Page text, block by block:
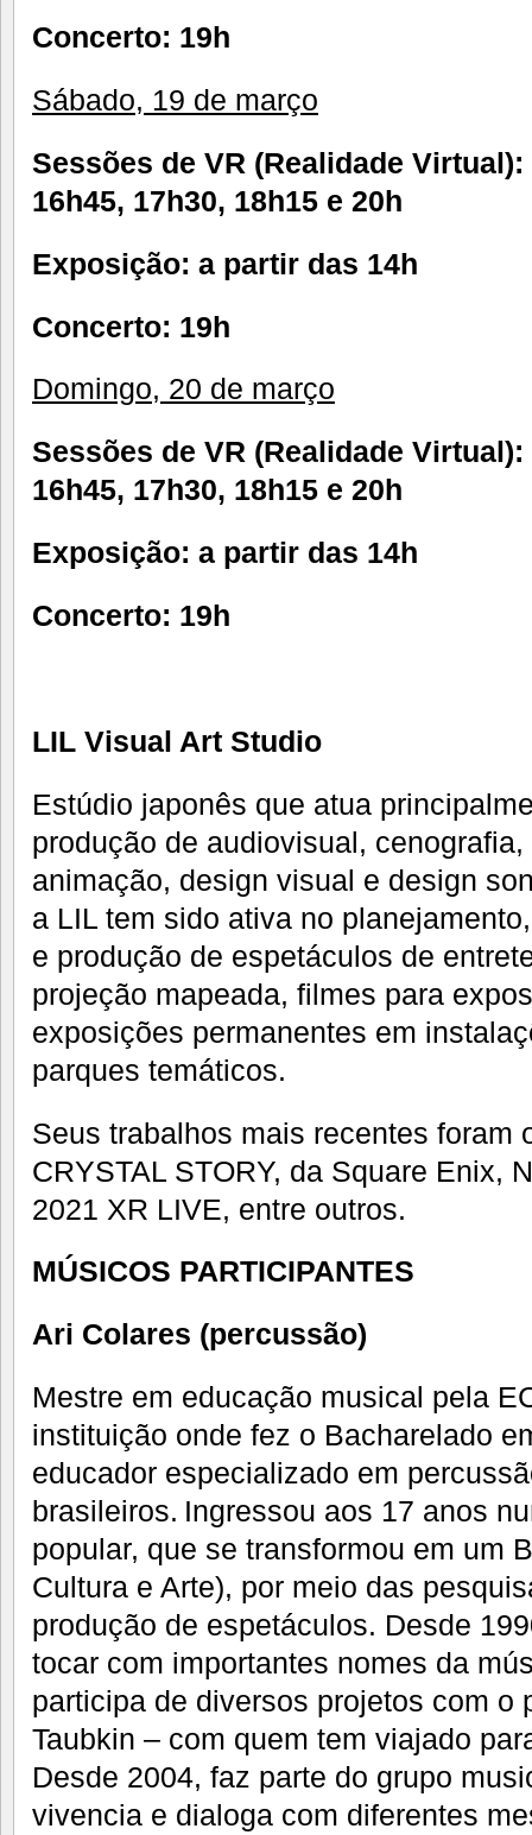
Concerto: 19h
Sábado, 19 de março
Sessões de VR (Realidade Virtual):
16h45, 17h30, 18h15 e 20h
Exposição: a partir das 14h
Concerto: 19h
Domingo, 20 de março
Sessões de VR (Realidade Virtual):
16h45, 17h30, 18h15 e 20h
Exposição: a partir das 14h
Concerto: 19h
LIL Visual Art Studio
Estúdio japonês que atua
produção de audiovisual,
animação, design visual e design
a LIL tem sido ativa no
e produção de espetáculos de
projeção mapeada, filmes para
exposições permanentes em
parques temáticos.
Seus trabalhos mais recentes foram
CRYSTAL STORY, da Square Enix,
2021 XR LIVE, entre outros.
MÚSICOS PARTICIPANTES
Ari Colares (percussão)
Mestre em educação musical pela
instituição onde fez o Bacharelado
educador especializado em
brasileiros. Ingressou aos 17 anos
popular, que se transformou em um
Cultura e Arte), por meio das
produção de espetáculos. Desde
tocar com importantes nomes da
participa de diversos projetos com o
Taubkin – com quem tem viajado
Desde 2004, faz parte do grupo
vivencia e dialoga com diferentes